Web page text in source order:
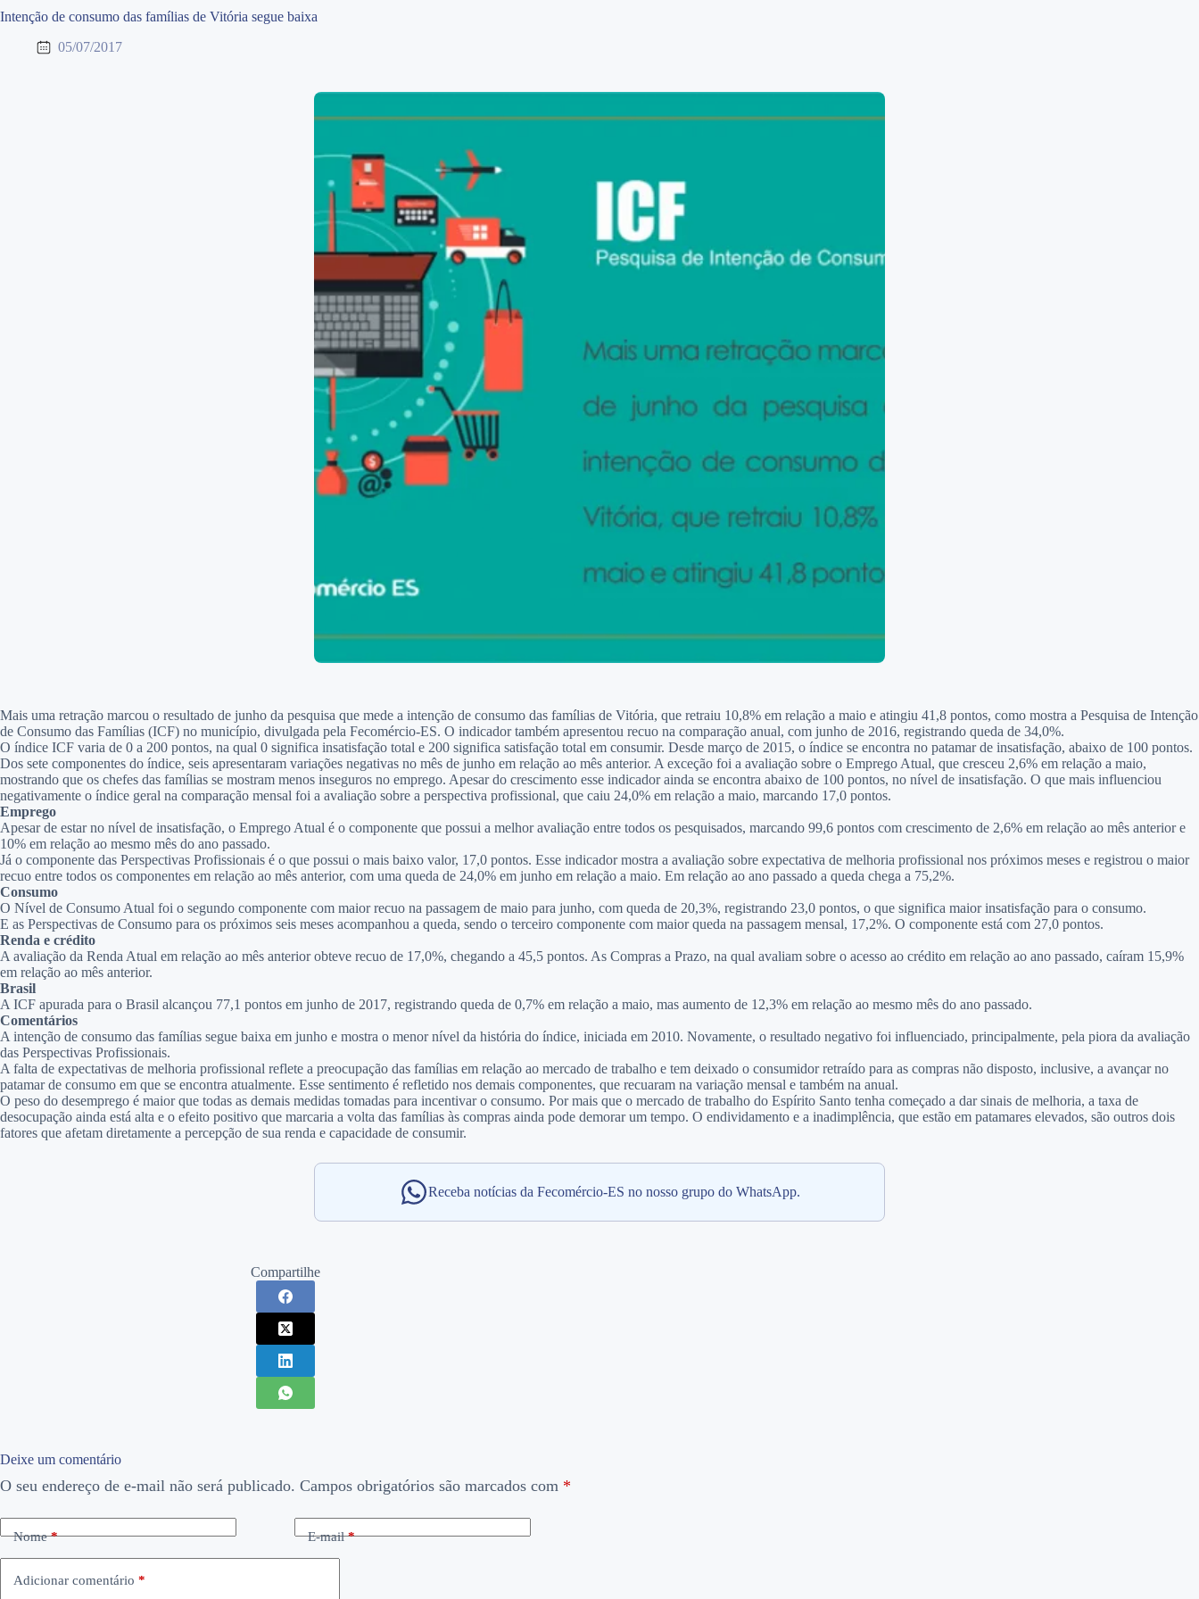
Intenção de consumo das famílias de Vitória segue baixa
05/07/2017
Mais uma retração marcou o resultado de junho da pesquisa que mede a intenção de consumo das famílias de Vitória, que retraiu 10,8% em relação a maio e atingiu 41,8 pontos, como mostra a Pesquisa de Intenção
de Consumo das Famílias (ICF) no município, divulgada pela Fecomércio-ES. O indicador também apresentou recuo na comparação anual, com junho de 2016, registrando queda de 34,0%.
O índice ICF varia de 0 a 200 pontos, na qual 0 significa insatisfação total e 200 significa satisfação total em consumir. Desde março de 2015, o índice se encontra no patamar de insatisfação, abaixo de 100 pontos.
Dos sete componentes do índice, seis apresentaram variações negativas no mês de junho em relação ao mês anterior. A exceção foi a avaliação sobre o Emprego Atual, que cresceu 2,6% em relação a maio,
mostrando que os chefes das famílias se mostram menos inseguros no emprego. Apesar do crescimento esse indicador ainda se encontra abaixo de 100 pontos, no nível de insatisfação. O que mais influenciou
negativamente o índice geral na comparação mensal foi a avaliação sobre a perspectiva profissional, que caiu 24,0% em relação a maio, marcando 17,0 pontos.
Emprego
Apesar de estar no nível de insatisfação, o Emprego Atual é o componente que possui a melhor avaliação entre todos os pesquisados, marcando 99,6 pontos com crescimento de 2,6% em relação ao mês anterior e
10% em relação ao mesmo mês do ano passado.
Já o componente das Perspectivas Profissionais é o que possui o mais baixo valor, 17,0 pontos. Esse indicador mostra a avaliação sobre expectativa de melhoria profissional nos próximos meses e registrou o maior
recuo entre todos os componentes em relação ao mês anterior, com uma queda de 24,0% em junho em relação a maio. Em relação ao ano passado a queda chega a 75,2%.
Consumo
O Nível de Consumo Atual foi o segundo componente com maior recuo na passagem de maio para junho, com queda de 20,3%, registrando 23,0 pontos, o que significa maior insatisfação para o consumo.
E as Perspectivas de Consumo para os próximos seis meses acompanhou a queda, sendo o terceiro componente com maior queda na passagem mensal, 17,2%. O componente está com 27,0 pontos.
Renda e crédito
A avaliação da Renda Atual em relação ao mês anterior obteve recuo de 17,0%, chegando a 45,5 pontos. As Compras a Prazo, na qual avaliam sobre o acesso ao crédito em relação ao ano passado, caíram 15,9%
em relação ao mês anterior.
Brasil
A ICF apurada para o Brasil alcançou 77,1 pontos em junho de 2017, registrando queda de 0,7% em relação a maio, mas aumento de 12,3% em relação ao mesmo mês do ano passado.
Comentários
A intenção de consumo das famílias segue baixa em junho e mostra o menor nível da história do índice, iniciada em 2010. Novamente, o resultado negativo foi influenciado, principalmente, pela piora da avaliação
das Perspectivas Profissionais.
A falta de expectativas de melhoria profissional reflete a preocupação das famílias em relação ao mercado de trabalho e tem deixado o consumidor retraído para as compras não disposto, inclusive, a avançar no
patamar de consumo em que se encontra atualmente. Esse sentimento é refletido nos demais componentes, que recuaram na variação mensal e também na anual.
O peso do desemprego é maior que todas as demais medidas tomadas para incentivar o consumo. Por mais que o mercado de trabalho do Espírito Santo tenha começado a dar sinais de melhoria, a taxa de
desocupação ainda está alta e o efeito positivo que marcaria a volta das famílias às compras ainda pode demorar um tempo. O endividamento e a inadimplência, que estão em patamares elevados, são outros dois
fatores que afetam diretamente a percepção de sua renda e capacidade de consumir.
Receba notícias da Fecomércio-ES no nosso grupo do WhatsApp.
Compartilhe
Deixe um comentário
O seu endereço de e-mail não será publicado. Campos obrigatórios são marcados com *
Nome* E-mail*
Adicionar comentário *